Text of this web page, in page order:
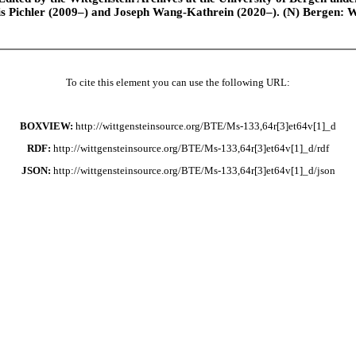
Pichler (2009–) and Joseph Wang-Kathrein (2020–). (N) Bergen:
To cite this element you can use the following URL:
BOXVIEW: http://wittgensteinsource.org/BTE/Ms-133,64r[3]et64v[1]_d
RDF: http://wittgensteinsource.org/BTE/Ms-133,64r[3]et64v[1]_d/rdf
JSON: http://wittgensteinsource.org/BTE/Ms-133,64r[3]et64v[1]_d/json